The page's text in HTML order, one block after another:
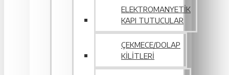
ELEKTROMANYETIK
KAPI TUTUCULAR
ÇEKMECE/DOLAP
KILITLERI